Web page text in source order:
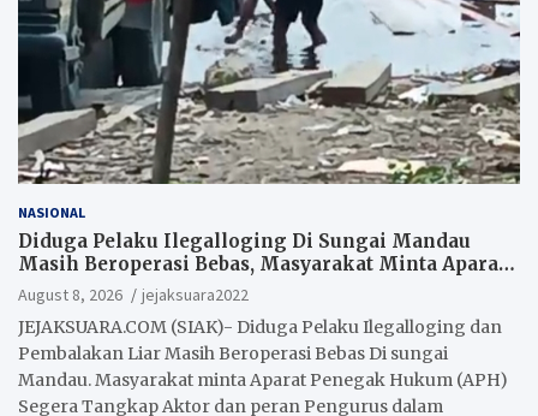
NASIONAL
Diduga Pelaku Ilegalloging Di Sungai Mandau
Masih Beroperasi Bebas, Masyarakat Minta Aparat
Penegak Hukum Segera Tangkap Aktor Dan
Pengurus.
August 8, 2026
jejaksuara2022
JEJAKSUARA.COM (SIAK)- Diduga Pelaku Ilegalloging dan
Pembalakan Liar Masih Beroperasi Bebas Di sungai
Mandau. Masyarakat minta Aparat Penegak Hukum (APH)
Segera Tangkap Aktor dan peran Pengurus dalam